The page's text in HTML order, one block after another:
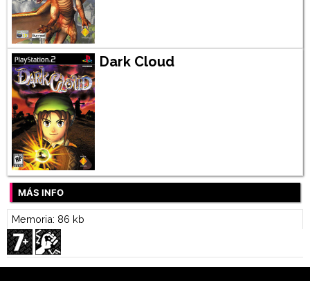
Dark Cloud
MÁS INFO
Memoria: 86 kb